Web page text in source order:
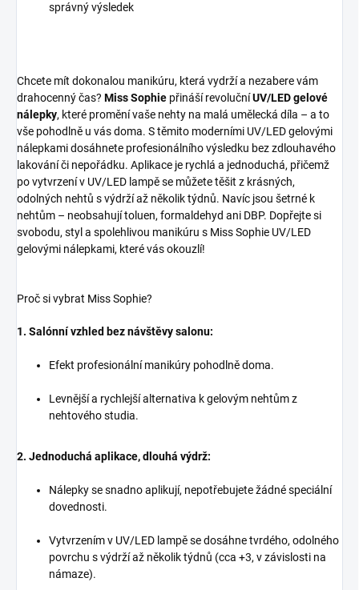
správný výsledek
Chcete mít dokonalou manikúru, která vydrží a nezabere vám
drahocenný čas? Miss Sophie přináší revolučníUV/LED gelové
nálepky, které promění vaše nehty na malá umělecká díla – a to
vše pohodlně u vás doma. S těmito moderními UV/LED gelovými
nálepkami dosáhnete profesionálního výsledku bez zdlouhavého
lakování či nepořádku. Aplikace je rychlá a jednoduchá, přičemž
po vytvrzení v UV/LED lampě se můžete těšit z krásných,
odolných nehtů s výdrží až několik týdnů. Navíc jsou šetrné k
nehtům – neobsahují toluen, formaldehyd ani DBP. Dopřejte si
svobodu, styl a spolehlivou manikúru s Miss Sophie UV/LED
gelovými nálepkami, které vás okouzlí!
Proč si vybrat Miss Sophie?
1. Salónní vzhled bez návštěvy salonu:
Efekt profesionální manikúry pohodlně doma.
Levnější a rychlejší alternativa k gelovým nehtům z
nehtového studia.
2. Jednoduchá aplikace, dlouhá výdrž:
Nálepky se snadno aplikují, nepotřebujete žádné speciální
dovednosti.
Vytvrzením v UV/LED lampě se dosáhne tvrdého, odolného
povrchu s výdrží až několik týdnů (cca +3, v závislosti na
námaze).